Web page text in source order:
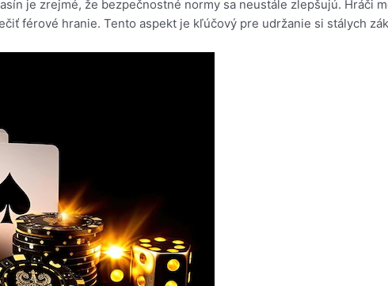
je zrejmé, že bezpečnostné normy sa neustále zlepšujú. Hráči
férové hranie. Tento aspekt je kľúčový pre udržanie si stálych